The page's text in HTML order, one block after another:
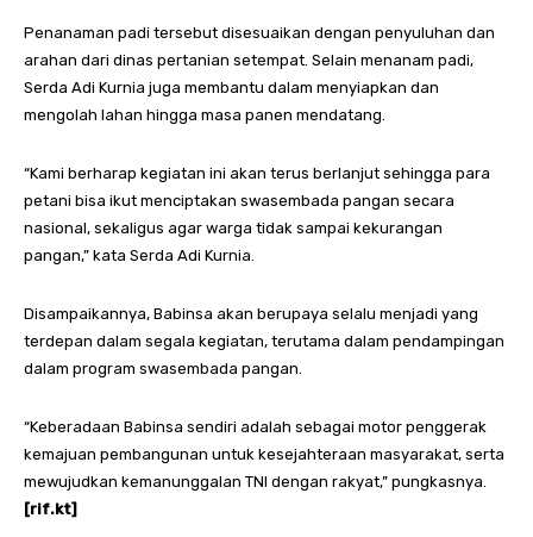
Penanaman padi tersebut disesuaikan dengan penyuluhan dan
arahan dari dinas pertanian setempat. Selain menanam padi,
Serda Adi Kurnia juga membantu dalam menyiapkan dan
mengolah lahan hingga masa panen mendatang.
“Kami berharap kegiatan ini akan terus berlanjut sehingga para
petani bisa ikut menciptakan swasembada pangan secara
nasional, sekaligus agar warga tidak sampai kekurangan
pangan,” kata Serda Adi Kurnia.
Disampaikannya, Babinsa akan berupaya selalu menjadi yang
terdepan dalam segala kegiatan, terutama dalam pendampingan
dalam program swasembada pangan.
“Keberadaan Babinsa sendiri adalah sebagai motor penggerak
kemajuan pembangunan untuk kesejahteraan masyarakat, serta
mewujudkan kemanunggalan TNI dengan rakyat,” pungkasnya.
[rif.kt]